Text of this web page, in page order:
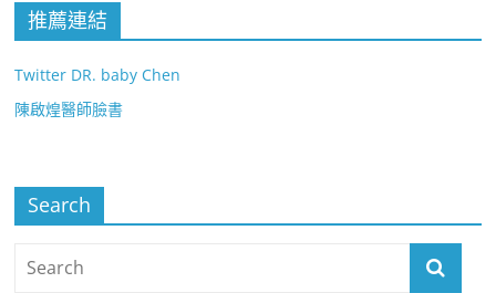
推薦連結
Twitter DR. baby Chen
陳啟煌醫師臉書
Search